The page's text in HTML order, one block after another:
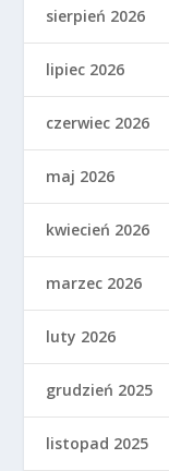
sierpień 2026
lipiec 2026
czerwiec 2026
maj 2026
kwiecień 2026
marzec 2026
luty 2026
grudzień 2025
listopad 2025